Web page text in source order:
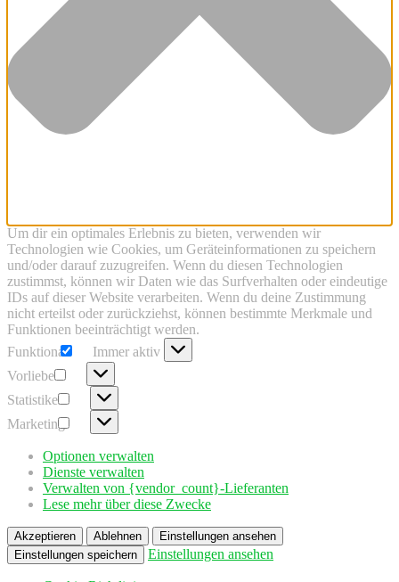
Um dir ein optimales Erlebnis zu bieten, verwenden wir
Technologien wie Cookies, um Geräteinformationen zu speichern
und/oder darauf zuzugreifen. Wenn du diesen Technologien
zustimmst, können wir Daten wie das Surfverhalten oder eindeutige
IDs auf dieser Website verarbeiten. Wenn du deine Zustimmung
nicht erteilst oder zurückziehst, können bestimmte Merkmale und
Funktionen beeinträchtigt werden.
Funktional
Funktional
Immer aktiv
Vorlieben
Vorlieben
Statistiken Statistiken
Marketing Marketing
Optionen verwalten
Dienste verwalten
Verwalten von {vendor_count}-Lieferanten
Lese mehr über diese Zwecke
Akzeptieren Ablehnen
Einstellungen ansehen
Einstellungen speichern
Einstellungen ansehen